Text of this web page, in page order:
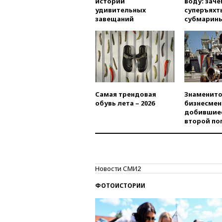
удивительных
завещаний
Самая трендовая
обувь лета – 2026
второй
Новости СМИ2
ФОТОИСТОРИИ